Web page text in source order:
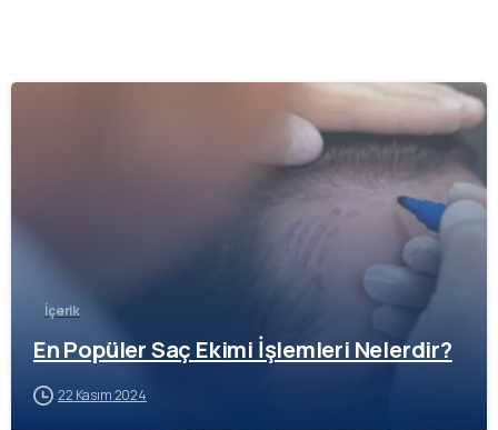
-
İçerik
En Popüler Saç Ekimi İşlemleri Nelerdir?
22 Kasım 2024